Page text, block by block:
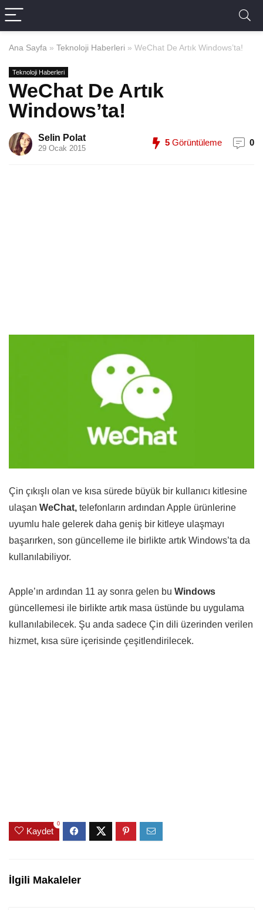
Ana Sayfa » Teknoloji Haberleri » WeChat De Artık Windows’ta!
Teknoloji Haberleri
WeChat De Artık
Windows’ta!
Selin Polat
29 Ocak 2015
5 Görüntüleme 0
Çin çıkışlı olan ve kısa sürede büyük bir kullanıcı kitlesine
ulaşan WeChat, telefonların ardından Apple ürünlerine
uyumlu hale gelerek daha geniş bir kitleye ulaşmayı
başarırken, son güncelleme ile birlikte artık Windows’ta da
kullanılabiliyor.
Apple’ın ardından 11 ay sonra gelen bu Windows
güncellemesi ile birlikte artık masa üstünde bu uygulama
kullanılabilecek. Şu anda sadece Çin dili üzerinden verilen
hizmet, kısa süre içerisinde çeşitlendirilecek.
Kaydet
0
İlgili Makaleler